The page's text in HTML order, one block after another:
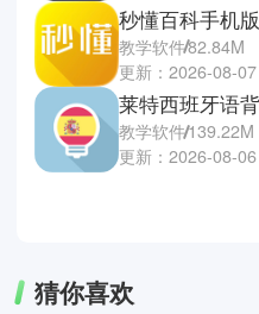
秒懂百科手机版
教学软件82.84M
更新：2026-08-07
教学软件139.22M
更新：2026-08-06
猜你喜欢